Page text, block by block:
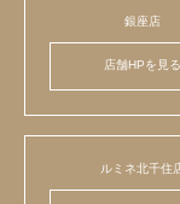
銀座店
店舗HPを見る
ルミネ北千住